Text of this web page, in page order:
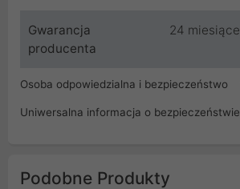
Gwarancja
producenta
24 miesiące
Osoba odpowiedzialna i bezpieczeństwo
Uniwersalna informacja o bezpieczeństwie
Podobne Produkty